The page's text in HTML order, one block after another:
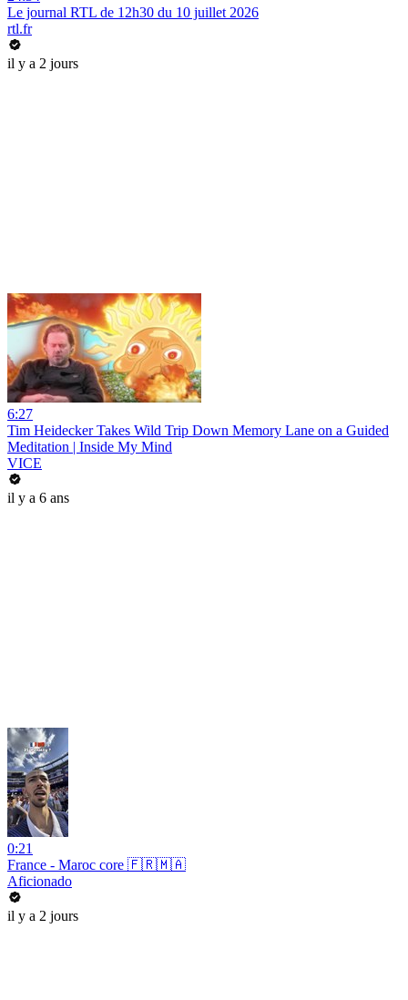
Le journal RTL de 12h30 du 10 juillet 2026
rtl.fr
il y a 2 jours
6:27
Tim Heidecker Takes Wild Trip Down Memory Lane on a Guided
Meditation | Inside My Mind
VICE
il y a 6 ans
0:21
France - Maroc core 🇫🇷🇲🇦
Aficionado
il y a 2 jours